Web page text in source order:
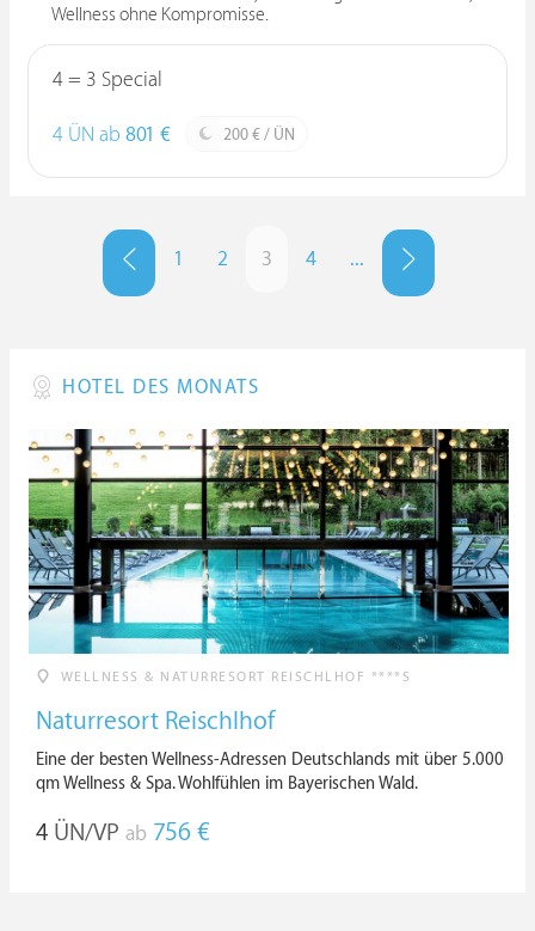
Wellness ohne Kompromisse.
4 = 3 Special
4 ÜN ab 801 € 200 € / ÜN
1 2 3 4 ...
HOTEL DES MONATS
WELLNESS & NATURRESORT REISCHLHOF ****S
Naturresort Reischlhof
Eine der besten Wellness-Adressen Deutschlands mit über 5.000
qm Wellness & Spa. Wohlfühlen im Bayerischen Wald.
4 ÜN/VP ab 756 €